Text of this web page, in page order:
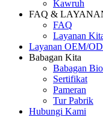
Kawruh
FAQ &
FAQ
Layanan
Layanan OEM/
Babagan Kita
Babagan
Sertifikat
Pameran
Tur Pabrik
Hubungi Kami